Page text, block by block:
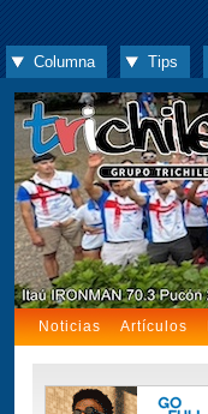
Columna Tips
Noticias Artículos